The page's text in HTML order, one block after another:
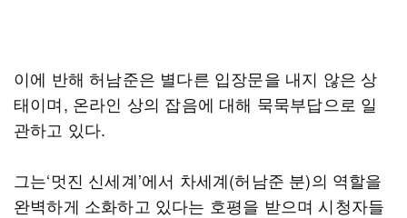
이에 반해 허남준은 별다른 입장문을 내지 않은 상
태이며, 온라인 상의 잡음에 대해 묵묵부답으로 일
관하고 있다.
그는‘멋진 신세계’에서 차세계(허남준 분)의 역할을
완벽하게 소화하고 있다는 호평을 받으며 시청자들